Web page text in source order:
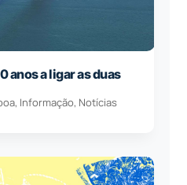
anos a ligar as duas
, Informação, Notícias